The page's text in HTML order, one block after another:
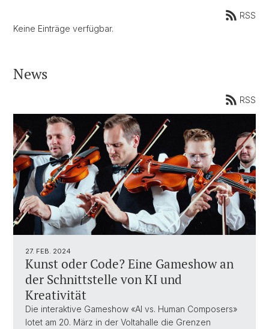
RSS
Keine Einträge verfügbar.
News
RSS
27. FEB. 2024
Kunst oder Code? Eine Gameshow an
der Schnittstelle von KI und
Kreativität
Die interaktive Gameshow «AI vs. Human Composers»
lotet am 20. März in der Voltahalle die Grenzen